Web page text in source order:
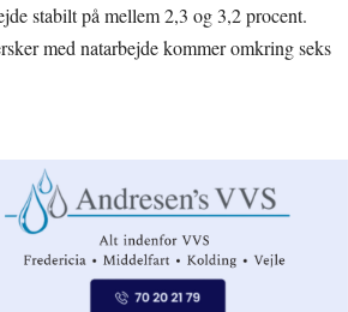
stabilt på mellem 2,3 og 3,2 procent.
med natarbejde kommer omkring seks